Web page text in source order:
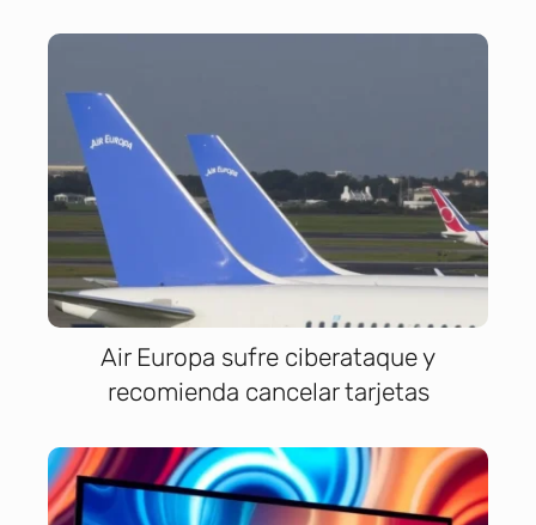
Air Europa sufre ciberataque y
recomienda cancelar tarjetas